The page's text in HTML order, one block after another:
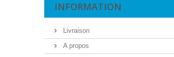
INFORMATION
Livraison
A propos